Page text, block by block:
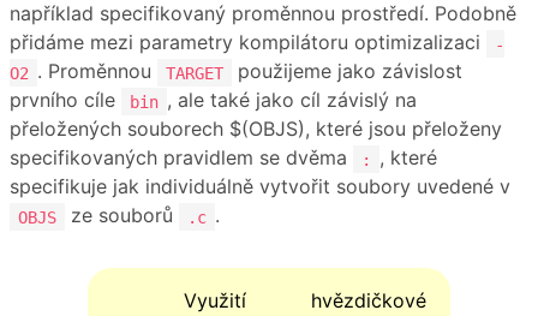
například specifikovaný proměnnou prostředí. Podobně
přidáme mezi parametry kompilátoru optimizalizaci
-
O2 . Proměnnou TARGET
použijeme jako závislost
prvního cíle
bin , ale také jako cíl závislý na
přeložených souborech $(OBJS), které jsou přeloženy
specifikovaných pravidlem se dvěma
:
, které
specifikuje jak individuálně vytvořit soubory uvedené v
OBJS ze souborů .c .
Využití hvězdičkové